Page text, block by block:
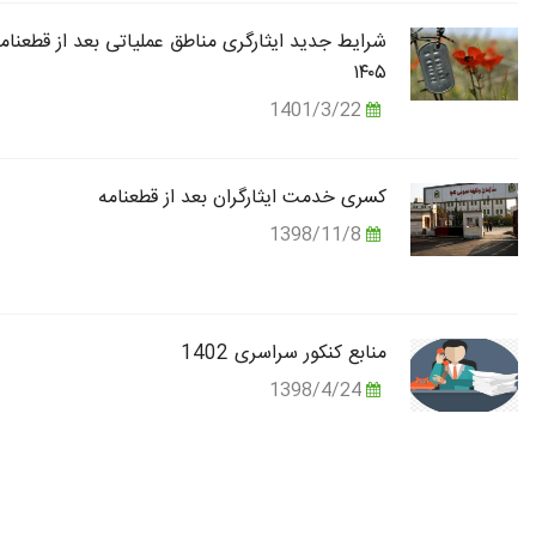
شرایط جدید ایثارگری مناطق عملیاتی بعد از
۱۴۰۵
کسری خدمت ایثارگران بعد از قطعنامه
منابع کنکور سراسری 1402